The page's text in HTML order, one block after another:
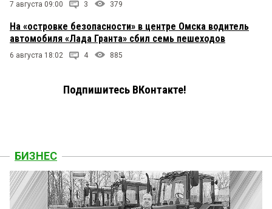
7 августа 09:00 3 379
На «островке безопасности» в центре Омска водитель
автомобиля «Лада Гранта» сбил семь пешеходов
6 августа 18:02 4 885
Подпишитесь ВКонтакте!
БИЗНЕС